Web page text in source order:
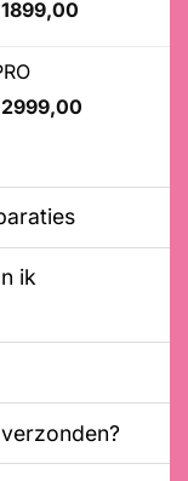
1899,00
2999,00Huidige
ik